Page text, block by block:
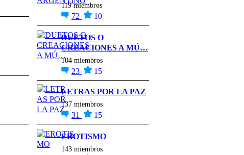
119 miembros
72 10
DUETOS O
CREACIONES A MÚ…
104 miembros
23 15
LETRAS POR LA PAZ
137 miembros
31 15
EROTISMO
143 miembros